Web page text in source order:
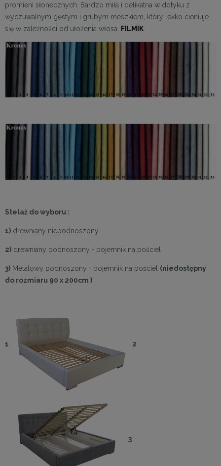
promieni słonecznych. Bardzo miła i delikatna w dotyku z
wyczuwalnym gęstym i grubym meszkiem, który lekko cieniuje
się w zależności od ułożenia włosa. FILMIK
Stelaż do wyboru :
1) drewniany niepodnoszony
2) drewniany podnoszony + pojemnik na pościel
3) Metalowy podnoszony + pojemnik na pościel (niedostępny
do rozmiaru 90 x 200cm )
1 2
3